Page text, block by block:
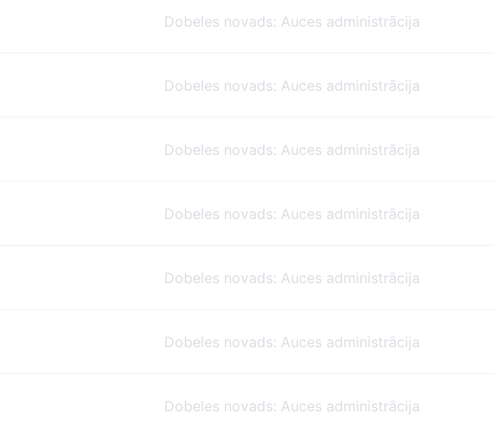
Dobeles novads: Auces administrācija
Dobeles novads: Auces administrācija
Dobeles novads: Auces administrācija
Dobeles novads: Auces administrācija
Dobeles novads: Auces administrācija
Dobeles novads: Auces administrācija
Dobeles novads: Auces administrācija